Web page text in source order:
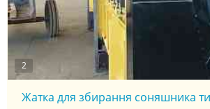
2
Жатка для збирання соняшника